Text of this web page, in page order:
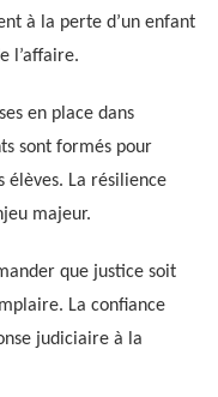
à la perte d’un enfant
l’affaire.
en place dans
sont formés pour
élèves. La résilience
majeur.
que justice soit
La confiance
judiciaire à la